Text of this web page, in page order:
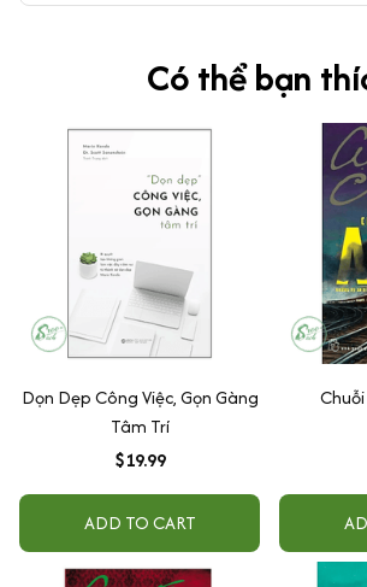
Có thể bạn
Dọn Dẹp Công Việc, Gọn Gàng
Tâm Trí
$19.99
ADD TO CART